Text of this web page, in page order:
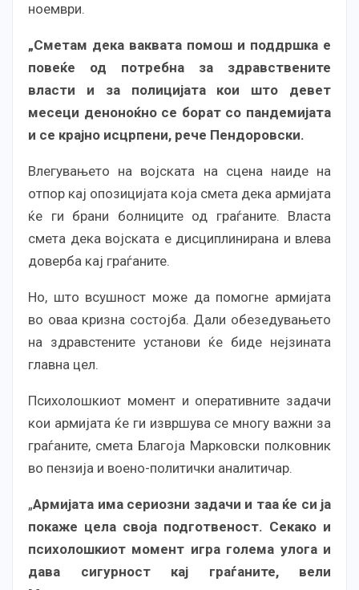
ноември.
„Сметам дека ваквата помош и поддршка е
повеќе од потребна за здравствените
власти и за полицијата кои што девет
месеци деноноќно се борат со пандемијата
и се крајно исцрпени, рече Пендоровски.
Влегувањето на војската на сцена наиде на
отпор кај опозицијата која смета дека армијата
ќе ги брани болниците од граѓаните. Власта
смета дека војската е дисциплинирана и влева
доверба кај граѓаните.
Но, што всушност може да помогне армијата
во оваа кризна состојба. Дали обезедувањето
на здравстените установи ќе биде нејзината
главна цел.
Психолошкиот момент и оперативните задачи
кои армијата ќе ги извршува се многу важни за
граѓаните, смета Благоја Марковски полковник
во пензија и воено-политички аналитичар.
„Армијата има сериозни задачи и таа ќе си ја
покаже цела своја подготвеност. Секако и
психолошкиот момент игра голема улога и
дава сигурност кај граѓаните, вели